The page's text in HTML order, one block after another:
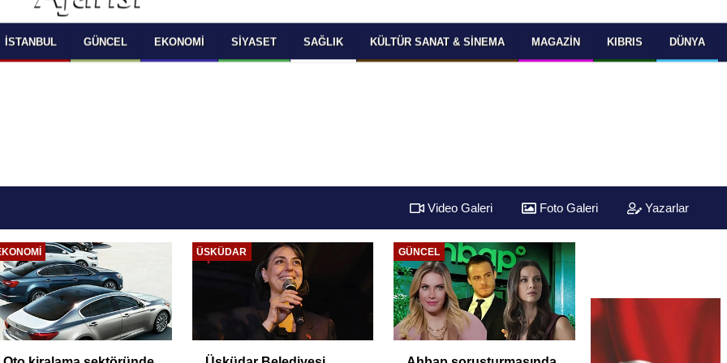
SELECT LANGUAGE YOU WOULD TO READ
OKUMAK İSTEDİĞİNİZ DİLİ SEÇİNİZ
Powered by
Translate
İSTANBUL GÜNCEL EKONOMI SIYASET SAĞLIK KÜLTÜR SANAT & SINEMA MAGAZIN KIBRIS DÜNYA
Video Galeri Foto Galeri Yazarlar
ÜSKÜDAR GÜNCEL